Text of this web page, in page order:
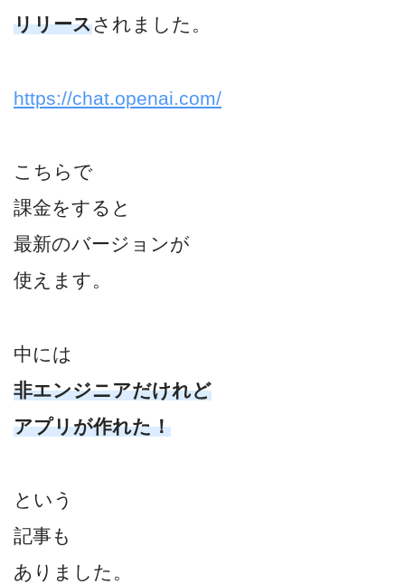
リリースされました。
https://chat.openai.com/
こちらで
課金をすると
最新のバージョンが
使えます。
中には
非エンジニアだけれど
アプリが作れた！
という
記事も
ありました。